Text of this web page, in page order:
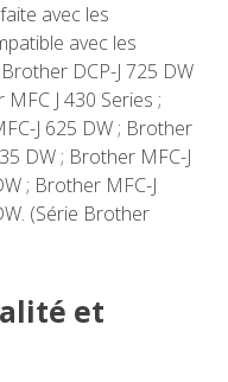
avec les
avec les
DCP-J 725 DW
J 430 Series ;
J 625 DW ; Brother
DW ; Brother MFC-J
; Brother MFC-J
(Série Brother
et